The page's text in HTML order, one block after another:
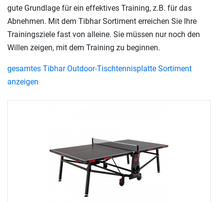
gute Grundlage für ein effektives Training, z.B. für das
Abnehmen. Mit dem Tibhar Sortiment erreichen Sie Ihre
Trainingsziele fast von alleine. Sie müssen nur noch den
Willen zeigen, mit dem Training zu beginnen.
gesamtes Tibhar Outdoor-Tischtennisplatte Sortiment
anzeigen